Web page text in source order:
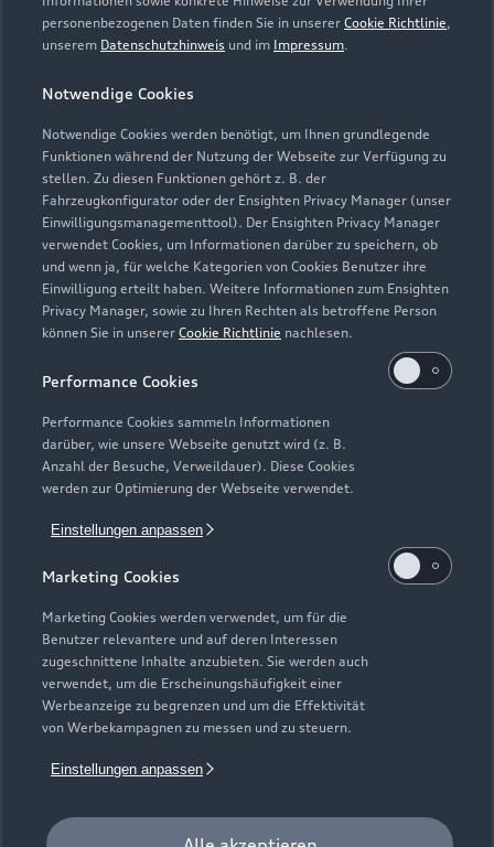
personenbezogenen Daten finden Sie in unserer Cookie Richtlinie,
unserem Datenschutzhinweis und im Impressum.
Notwendige Cookies
Notwendige Cookies werden benötigt, um Ihnen grundlegende
Funktionen während der Nutzung der Webseite zur Verfügung zu
stellen. Zu diesen Funktionen gehört z. B. der
Fahrzeugkonfigurator oder der Ensighten Privacy Manager (unser
Einwilligungsmanagementtool). Der Ensighten Privacy Manager
verwendet Cookies, um Informationen darüber zu speichern, ob
und wenn ja, für welche Kategorien von Cookies Benutzer ihre
Einwilligung erteilt haben. Weitere Informationen zum Ensighten
Privacy Manager, sowie zu Ihren Rechten als betroffene Person
können Sie in unserer Cookie Richtlinie nachlesen.
Performance Cookies
Performance Cookies sammeln Informationen
darüber, wie unsere Webseite genutzt wird (z. B.
Anzahl der Besuche, Verweildauer). Diese Cookies
werden zur Optimierung der Webseite verwendet.
Einstellungen anpassen
Marketing Cookies
Marketing Cookies werden verwendet, um für die
Benutzer relevantere und auf deren Interessen
zugeschnittene Inhalte anzubieten. Sie werden auch
verwendet, um die Erscheinungshäufigkeit einer
Werbeanzeige zu begrenzen und um die Effektivität
von Werbekampagnen zu messen und zu steuern.
Einstellungen anpassen
Zur Inspektion
Zurück nach oben
Alle Modelle
Modelle vergleichen
Elektromodelle
Plug-in-Hybride
Kaufen & leasen
Neuwagensuche
Gebrauchtwagensuche
Gebrauchtwagen
Finanzierung
Aktionen & Angebote
Service & Zubehör
Saisonale Angebote
Audi digital services
Support
Kundenservice
Händlersuche
Über Audi
Unternehmen